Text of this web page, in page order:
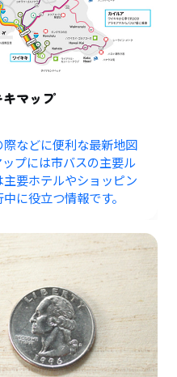
キマップ
などに便利な最新地図
プには市バスの主要ル
要ホテルやショッピン
に役立つ情報です。